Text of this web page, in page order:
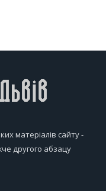
матеріалів сайту -
другого абзацу